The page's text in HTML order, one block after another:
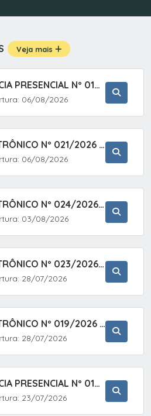
Veja mais
CONCORRÊNCIA PRESENCIAL Nº 019/2025 - PAVIMENTAÇÃO ASFÁLTICA EM TRECHO DA RUA 2 NO BAIRRO VILA SOARES NO MUNICÍPIO DE SETE BARRAS/SP.
06/08/2026
PREGÃO ELETRÔNICO Nº 021/2026 - AQUISIÇÃO DE CONTENTORES E CARRINHOS, DESTINADOS A COLETIVA E MANEJO DE RESÍDUOS SÓLIDOS, ATRAVÉS DO SISTEMA DE REGISTRO DE PREÇOS (SRP)
06/08/2026
PREGÃO ELETRÔNICO Nº 024/2026 - AQUISIÇÃO DE GÁS MEDICINAL TIPO OXIGÊNIO (1,00 M3, 3,00 M3 E 10,00 M3), EM ATENDIMENTO À SECRETARIA MUNICIPAL DE SAÚDE, ATRAVÉS DO SISTEMA DE REGISTRO DE PREÇOS (SRP)
03/08/2026
PREGÃO ELETRÔNICO Nº 023/2026 - AQUISIÇÃO DE ENXOVAL INFANTIL, EM ATENDIMENTO À SECRETARIA MUNICIPAL DE EDUCAÇÃO, ATRAVÉS DO SISTEMA DE REGISTRO DE PREÇOS (SRP).
28/07/2026
PREGÃO ELETRÔNICO Nº 019/2026 - CONTRATAÇÃO DE EMPRESA ESPECIALIZADA PARA A PRESTAÇÃO DE SERVIÇOS VETERINÁRIOS CLÍNICOS E CIRÚRGICOS, COM FOCO EM AÇÕES DE SAÚDE PÚBLICA, BEM-ESTAR ANIMAL E CONTROLE POPULACIONAL ÉTICO DE CÃES E GATOS, EM ATENDIMENTO À
28/07/2026
CONCORRÊNCIA PRESENCIAL Nº 018/2026 - PAVIMENTAÇÃO ASFÁLTICA NO BAIRRO VOTUPOCA ? ESTRADA DA RAPOSA, NO MUNICÍPIO DE SETE BARRAS/SP
23/07/2026